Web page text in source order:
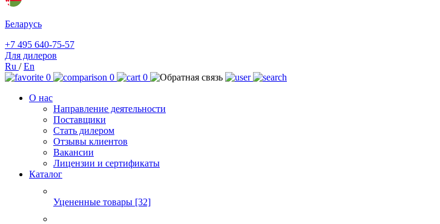
Беларусь
+7 495 640-75-57
Для дилеров
Ru /En
0
0
0
О нас
Направление деятельности
Поставщики
Стать дилером
Отзывы клиентов
Вакансии
Лицензии и сертификаты
Каталог
Уцененные товары [32]